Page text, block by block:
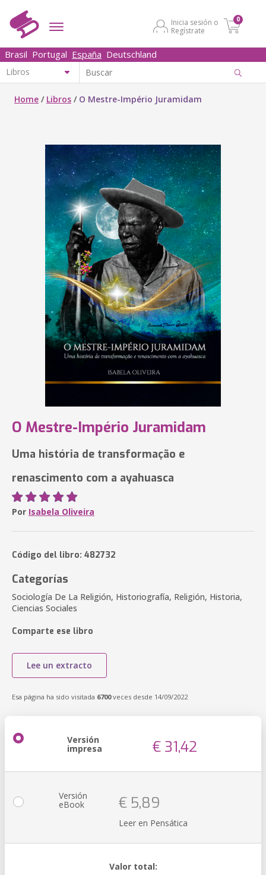
Inicia sesión o
Regístrate
0
Brasil Portugal España Deutschland
Home / Libros / O Mestre-Império Juramidam
O Mestre-Império Juramidam
Uma história de transformação e
renascimento com a ayahuasca
Por Isabela Oliveira
Código del libro: 482732
Categorías
Sociología De La Religión, Historiografía, Religión, Historia,
Ciencias Sociales
Comparte ese libro
Lee un extracto
Esa página ha sido visitada 6700veces desde 14/09/2022
Versión
impresa € 31,42
Versión
eBook € 5,89
Leer en Pensática
Valor total: